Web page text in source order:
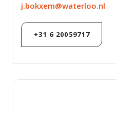
j.bokxem@waterloo.nl
+31 6 20059717